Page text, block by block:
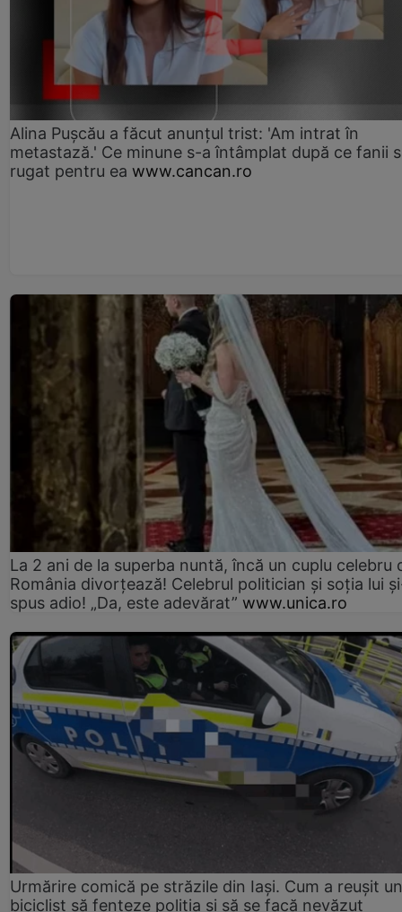
Alina Pușcău a făcut anunțul trist: 'Am intrat în
metastază.' Ce minune s-a întâmplat după ce fanii
rugat pentru ea www.cancan.ro
La 2 ani de la superba nuntă, încă un cuplu celebru
România divorțează! Celebrul politician și soția lui
spus adio! „Da, este adevărat” www.unica.ro
Urmărire comică pe străzile din Iași. Cum a reușit un
biciclist să fenteze poliția și să se facă nevăzut